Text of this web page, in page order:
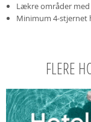
Lækre områder
Minimum 4-stjernet
FLERE